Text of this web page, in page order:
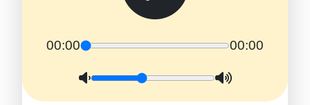
00:00 00:00